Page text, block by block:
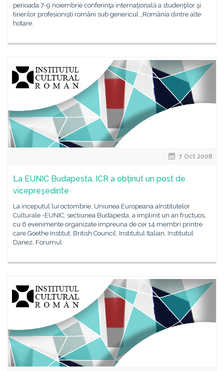
perioada 7-9 noiembrie conferinţa internaţională a studenţilor şi
tinerilor profesionişti români sub genericul „România dintre alte
hotare.
7 Oct 2008
La EUNIC Budapesta, ICR a obţinut un post de
vicepreşedinte
La inceputul lui octombrie, Uniunea Europeana aInstitutelor
Culturale -EUNIC, sectiunea Budapesta, a implinit un an fructuos,
cu 6 evenimente organizate impreuna de cei 14 membri printre
care Goethe Institut, British Council, Institutul Italian, Institutul
Danez, Forumul